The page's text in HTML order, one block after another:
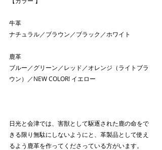
牛革
ナチュラル／ブラウン／ブラック／ホワイト
鹿革
ブルー／グリーン／レッド／オレンジ（ライトブラ
ウン）／NEW COLOR! イエロー
日光と会津では、害獣として駆逐された鹿の命をで
きる限り無駄にしないようにと、革製品として使え
るよう鹿革を作ってくださっている方がいます。